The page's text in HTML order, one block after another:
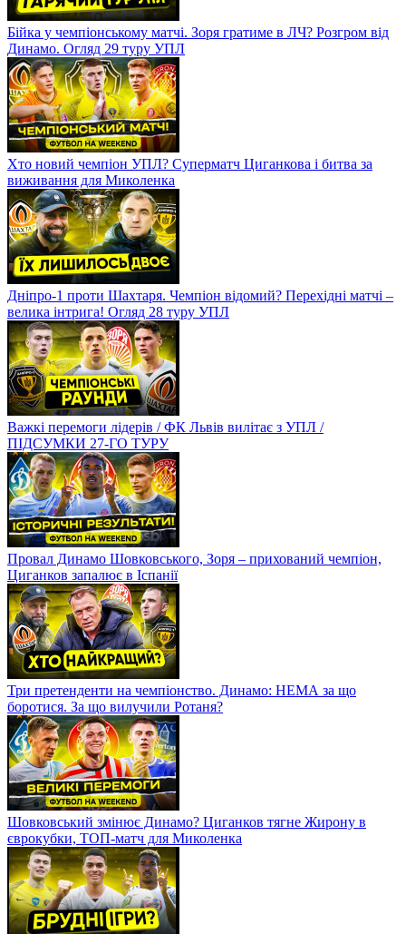
Бійка у чемпіонському матчі. Зоря гратиме в ЛЧ? Розгром від
Динамо. Огляд 29 туру УПЛ
Хто новий чемпіон УПЛ? Суперматч Циганкова і битва за
виживання для Миколенка
Дніпро-1 проти Шахтаря. Чемпіон відомий? Перехідні матчі –
велика інтрига! Огляд 28 туру УПЛ
Важкі перемоги лідерів / ФК Львів вилітає з УПЛ /
ПІДСУМКИ 27-ГО ТУРУ
Провал Динамо Шовковського, Зоря – прихований чемпіон,
Циганков запалює в Іспанії
Три претенденти на чемпіонство. Динамо: НЕМА за що
боротися. За що вилучили Ротаня?
Шовковський змінює Динамо? Циганков тягне Жирону в
єврокубки, ТОП-матч для Миколенка